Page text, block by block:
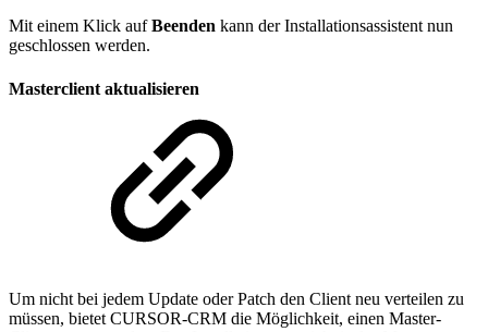
Mit einem Klick aufBeenden kann der Installationsassistent nun
geschlossen werden.
Masterclient aktualisieren
Um nicht bei jedem Update oder Patch den Client neu verteilen zu
müssen, bietet CURSOR-CRM die Möglichkeit, einen Master-